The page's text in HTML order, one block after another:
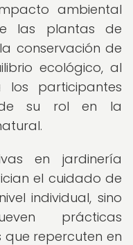
ambiental
las plantas de
conservación de
ecológico, al
los participantes
su rol en la
en jardinería
el cuidado de
individual, sino
prácticas
que repercuten en